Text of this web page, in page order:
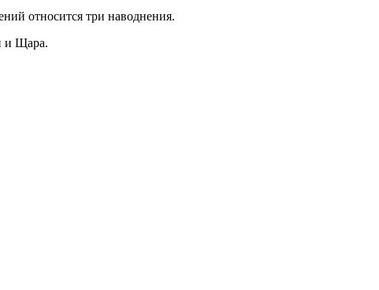
относится три наводнения.
и Щара.